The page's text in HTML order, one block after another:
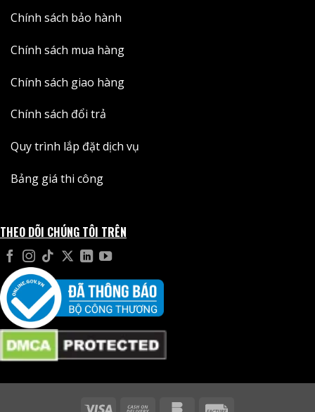
Chính sách bảo hành
Chính sách mua hàng
Chính sách giao hàng
Chính sách đổi trả
Quy trình lắp đặt dịch vụ
Bảng giá thi công
THEO DÕI CHÚNG TÔI TRÊN
Visa Cash Bankomat